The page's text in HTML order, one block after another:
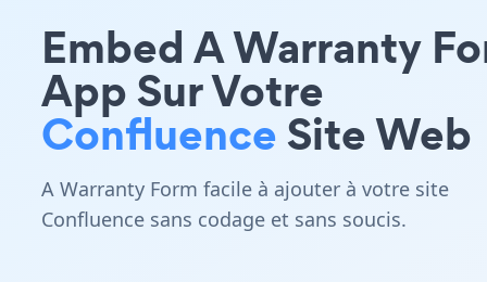
Embed A Warranty
App Sur Votre
ConfluenceSite Web
A Warranty Form facile à ajouter à votre site
Confluence sans codage et sans soucis.